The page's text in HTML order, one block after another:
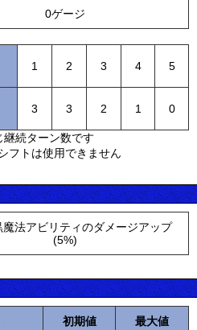
0ゲージ
1 2 3 4 5
3 3 2 1 0
続ターン数です
フトは使用できません
魔法アビリティのダメージアップ
(5%)
初期値 最大値